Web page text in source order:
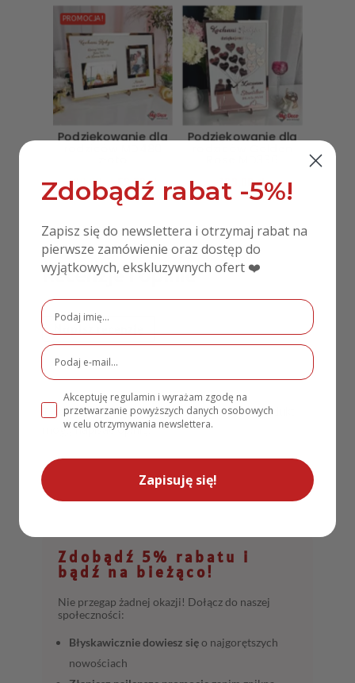
PROMOCJA!
Podziękowanie dla
129,00 69,00zł
Podziękowanie dla
199,00zł
Recenzje i opinie
Tylko zalogowani klienci, którzy kupili ten produkt
mogą napisać opinię.
Zdobądź 5% rabatu i
bądź na bieżąco!
Nie przegap żadnej okazji! Dołącz do naszej
społeczności:
Błyskawicznie dowiesz sięo najgorętszych
nowościach
Zdobądź rabat -5%!
Zapisz się do newslettera i otrzymaj rabat na
pierwsze zamówienie oraz dostęp do
wyjątkowych, ekskluzywnych ofert ❤️
Akceptuję regulamin i wyrażam zgodę na
przetwarzanie powyższych danych osobowych
w celu otrzymywania newslettera.
Zapisuję się!